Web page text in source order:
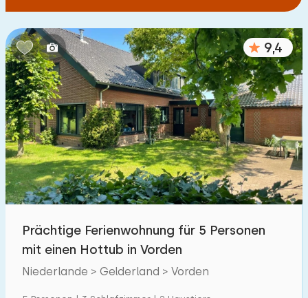
Zu öffentlichen Verkehrsmitteln(max. km)
0,2 0,5 1 2 5
Unterkunft
Nicht im Ferienpark 12
Im Ferienpark 30
Einfamilienhaus
Ferienbauernhof
Villa
9,4
Prächtige Ferienwohnung für 5 Personen
mit einen Hottub in Vorden
Niederlande > Gelderland > Vorden